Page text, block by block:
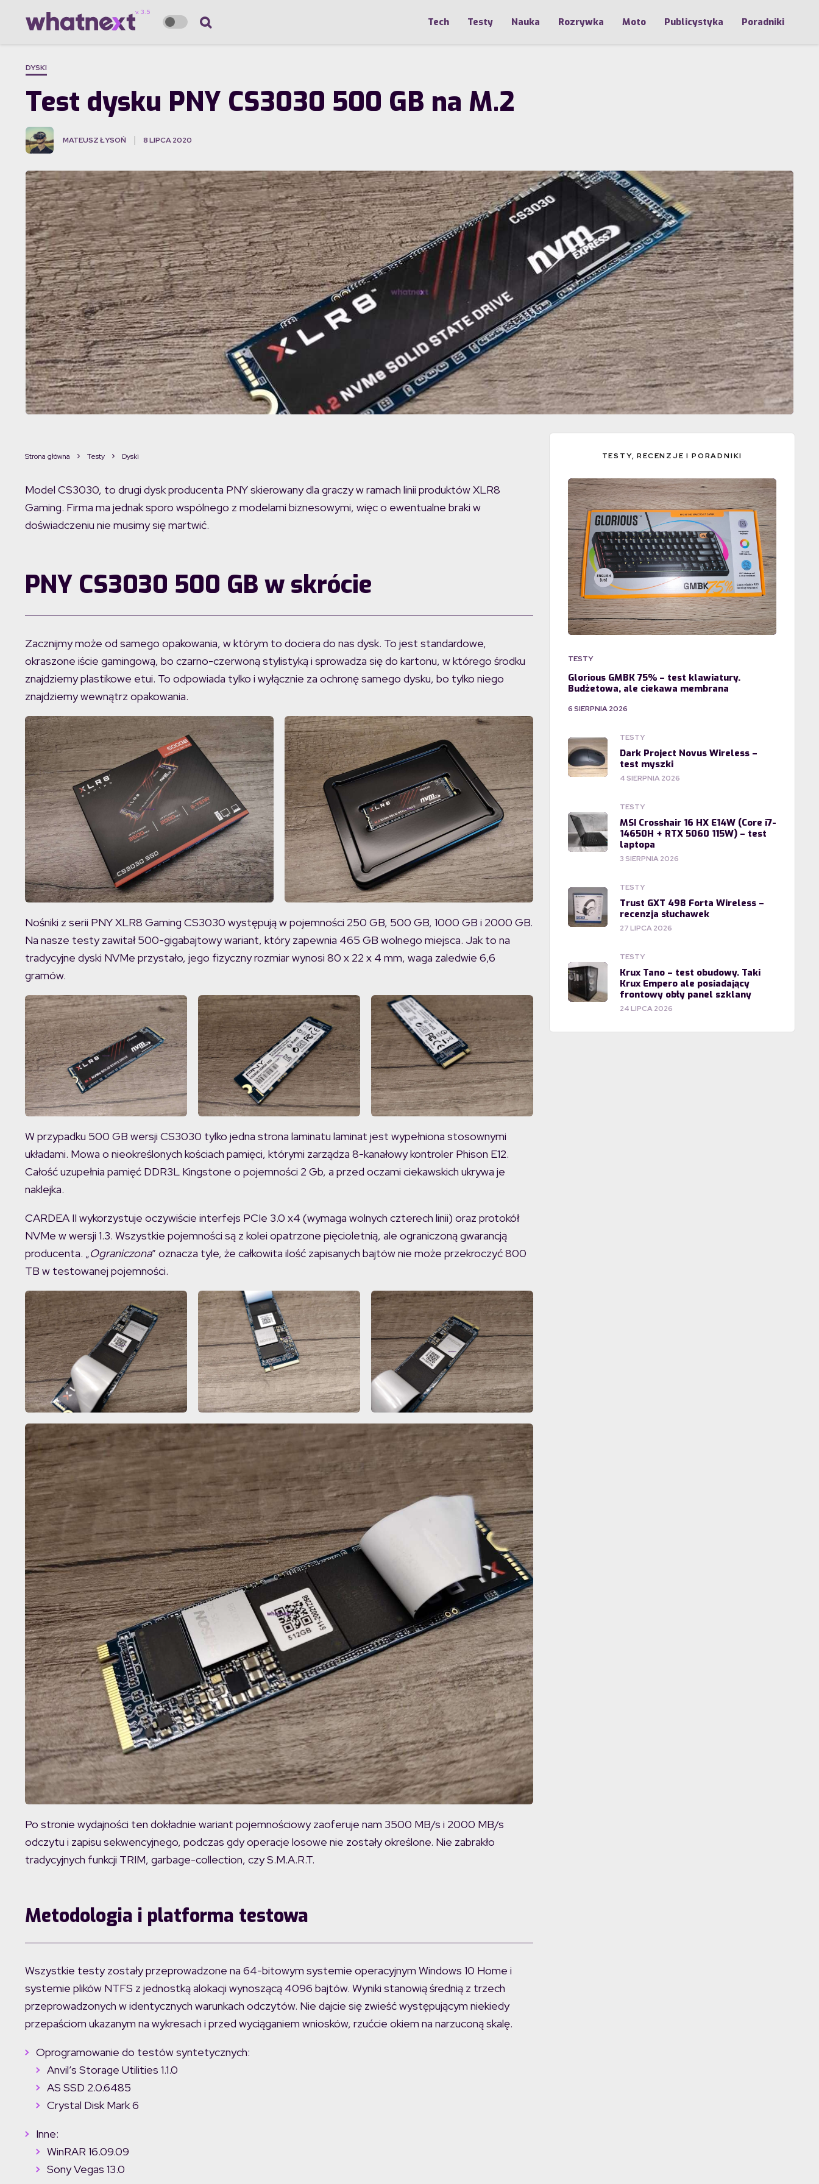
Tech Testy Nauka Rozrywka Moto Publicystyka Poradniki
DYSKI
Test dysku PNY CS3030 500 GB na M.2
MATEUSZ ŁYSOŃ 8 LIPCA 2020
Strona główna Testy Dyski
Model CS3030, to drugi dysk producenta PNY skierowany dla graczy w ramach linii produktów XLR8
Gaming. Firma ma jednak sporo wspólnego z modelami biznesowymi, więc o ewentualne braki w
doświadczeniu nie musimy się martwić.
PNY CS3030 500 GB w skrócie
Zacznijmy może od samego opakowania, w którym to dociera do nas dysk. To jest standardowe,
okraszone iście gamingową, bo czarno-czerwoną stylistyką i sprowadza się do kartonu, w którego środku
znajdziemy plastikowe etui. To odpowiada tylko i wyłącznie za ochronę samego dysku, bo tylko niego
znajdziemy wewnątrz opakowania.
Nośniki z serii PNY XLR8 Gaming CS3030 występują w pojemności 250 GB, 500 GB, 1000 GB i 2000 GB.
Na nasze testy zawitał 500-gigabajtowy wariant, który zapewnia 465 GB wolnego miejsca. Jak to na
tradycyjne dyski NVMe przystało, jego fizyczny rozmiar wynosi 80 x 22 x 4 mm, waga zaledwie 6,6
gramów.
W przypadku 500 GB wersji CS3030 tylko jedna strona laminatu laminat jest wypełniona stosownymi
układami. Mowa o nieokreślonych kościach pamięci, którymi zarządza 8-kanałowy kontroler Phison E12.
Całość uzupełnia pamięć DDR3L Kingstone o pojemności 2 Gb, a przed oczami ciekawskich ukrywa je
naklejka.
CARDEA II wykorzystuje oczywiście interfejs PCIe 3.0 x4 (wymaga wolnych czterech linii) oraz protokół
NVMe w wersji 1.3. Wszystkie pojemności są z kolei opatrzone pięcioletnią, ale ograniczoną gwarancją
producenta. „Ograniczona” oznacza tyle, że całkowita ilość zapisanych bajtów nie może przekroczyć 800
TB w testowanej pojemności.
Po stronie wydajności ten dokładnie wariant pojemnościowy zaoferuje nam 3500 MB/s i 2000 MB/s
odczytu i zapisu sekwencyjnego, podczas gdy operacje losowe nie zostały określone. Nie zabrakło
tradycyjnych funkcji TRIM, garbage-collection, czy S.M.A.R.T.
Metodologia i platforma testowa
Wszystkie testy zostały przeprowadzone na 64-bitowym systemie operacyjnym Windows 10 Home i
systemie plików NTFS z jednostką alokacji wynoszącą 4096 bajtów. Wyniki stanowią średnią z trzech
przeprowadzonych w identycznych warunkach odczytów. Nie dajcie się zwieść występującym niekiedy
przepaściom ukazanym na wykresach i przed wyciąganiem wniosków, rzućcie okiem na narzuconą skalę.
Oprogramowanie do testów syntetycznych:
Anvil’s Storage Utilities 1.1.0
AS SSD 2.0.6485
Crystal Disk Mark 6
Inne:
WinRAR 16.09.09
Sony Vegas 13.0
TESTY, RECENZJE I PORADNIKI
TESTY
Glorious GMBK 75% – test klawiatury.
Budżetowa, ale ciekawa membrana
6 SIERPNIA 2026
TESTY
Dark Project Novus Wireless –
test myszki
4 SIERPNIA 2026
TESTY
MSI Crosshair 16 HX E14W (Core i7-
14650H + RTX 5060 115W) – test
laptopa
3 SIERPNIA 2026
TESTY
Trust GXT 498 Forta Wireless –
recenzja słuchawek
27 LIPCA 2026
TESTY
Krux Tano – test obudowy. Taki
Krux Empero ale posiadający
frontowy obły panel szklany
24 LIPCA 2026